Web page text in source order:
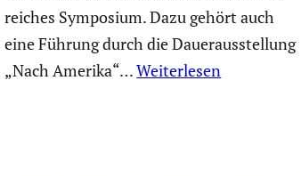
rei­ches Symposium. Dazu gehört auch
eine Führung durch die Dauer­aus­stel­lung
„Nach Amerika“…Weiterlesen